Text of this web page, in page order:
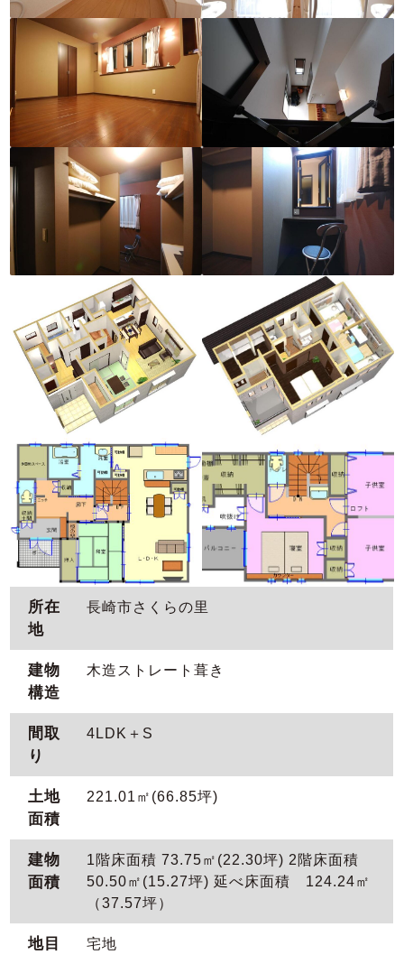
所在
地
長崎市さくらの里
建物
構造
木造ストレート葺き
間取
り
4LDK＋S
土地
面積
221.01㎡(66.85坪)
建物
面積
1階床面積 73.75㎡(22.30坪) 2階床面積
50.50㎡(15.27坪) 延べ床面積 124.24㎡
（37.57坪）
地目 宅地